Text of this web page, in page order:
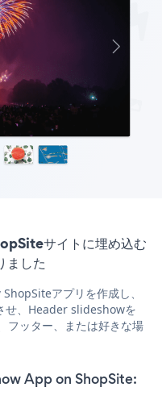
サイトに埋め込む
ました
アプリを作成し、
せ、Header slideshowを
フッター、または好きな場
App on ShopSite: